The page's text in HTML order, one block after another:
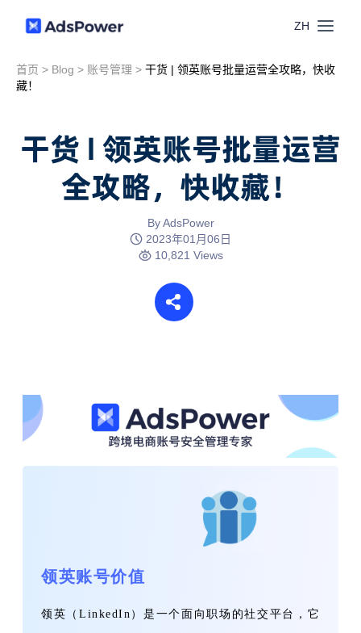
ZH
功能
窗口同步
团队协作
联盟营销
网络爬虫
流量套利
SEO & SERP
资源
视频教程
RPA模板
注册
首页 > Blog > 账号管理 > 干货 | 领英账号批量运营全攻略，快收
藏！
干货 | 领英账号批量运营
全攻略，快收藏！
By AdsPower
2023年01月06日
10,821 Views
领英账号价值
领英（LinkedIn）是一个面向职场的社交平台，它